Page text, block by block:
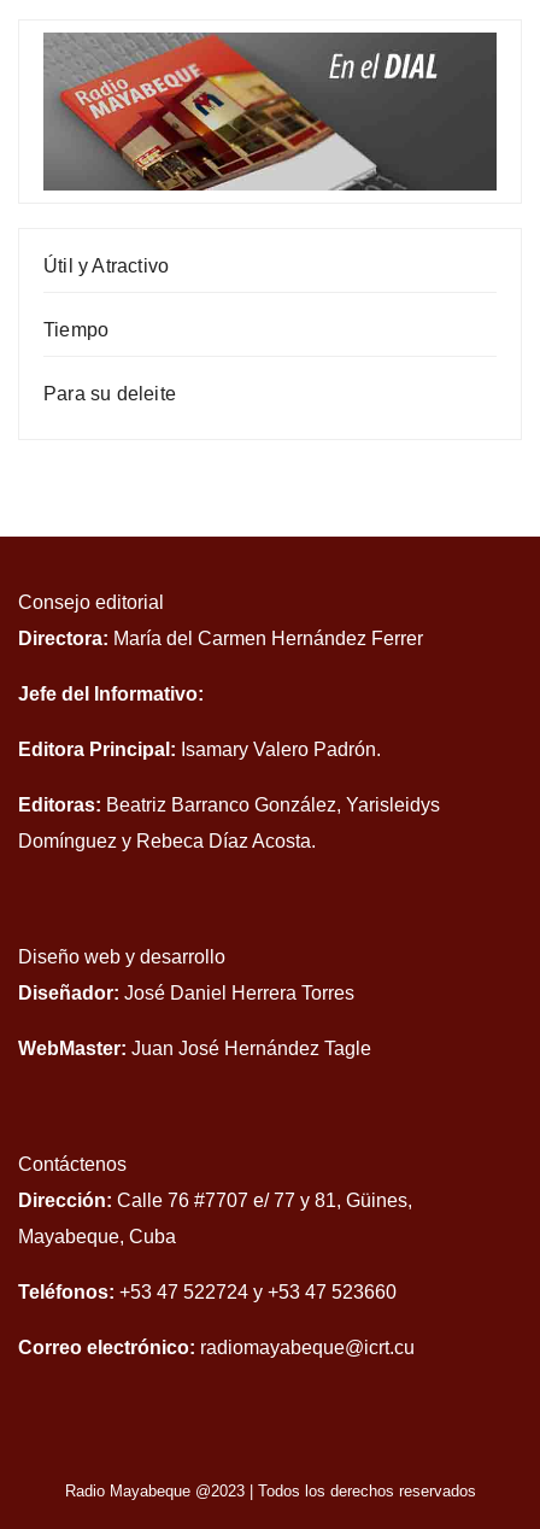
Útil y Atractivo
Tiempo
Para su deleite
Consejo editorial
Directora: María del Carmen Hernández Ferrer
Jefe del Informativo:
Editora Principal: Isamary Valero Padrón.
Editoras: Beatriz Barranco González, Yarisleidys
Domínguez y Rebeca Díaz Acosta.
Diseño web y desarrollo
Diseñador: José Daniel Herrera Torres
WebMaster: Juan José Hernández Tagle
Contáctenos
Dirección: Calle 76 #7707 e/ 77 y 81, Güines,
Mayabeque, Cuba
Teléfonos: +53 47 522724 y +53 47 523660
Correo electrónico: radiomayabeque@icrt.cu
Radio Mayabeque @2023 | Todos los derechos reservados